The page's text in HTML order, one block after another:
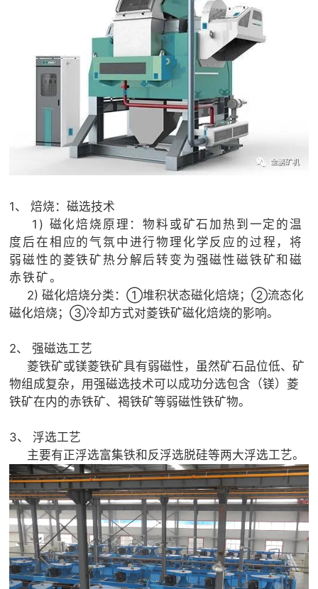
1、 焙烧：磁选技术
1) 磁化焙烧原理：物料或矿石加热到一定的温
度后在相应的气氛中进行物理化学反应的过程，将
弱磁性的菱铁矿热分解后转变为强磁性磁铁矿和磁
赤铁矿。
2) 磁化焙烧分类：①堆积状态磁化焙烧；②流态化
磁化焙烧；③冷却方式对菱铁矿磁化焙烧的影响。
2、 强磁选工艺
菱铁矿或镁菱铁矿具有弱磁性，虽然矿石品位低、矿
物组成复杂，用强磁选技术可以成功分选包含（镁）菱
铁矿在内的赤铁矿、褐铁矿等弱磁性铁矿物。
3、 浮选工艺
主要有正浮选富集铁和反浮选脱硅等两大浮选工艺。